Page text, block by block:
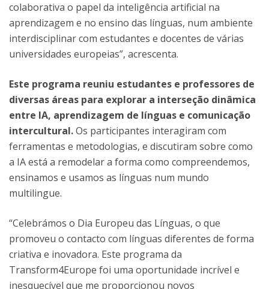
colaborativa o papel da inteligência artificial na
aprendizagem e no ensino das línguas, num ambiente
interdisciplinar com estudantes e docentes de várias
universidades europeias”, acrescenta.
Este programa reuniu estudantes e professores de
diversas áreas para explorar a interseção dinâmica
entre IA, aprendizagem de línguas e comunicação
intercultural.Os participantes interagiram com
ferramentas e metodologias, e discutiram sobre como
a IA está a remodelar a forma como compreendemos,
ensinamos e usamos as línguas num mundo
multilingue.
“Celebrámos o Dia Europeu das Línguas, o que
promoveu o contacto com línguas diferentes de forma
criativa e inovadora. Este programa da
Transform4Europe foi uma oportunidade incrível e
inesquecível que me proporcionou novos